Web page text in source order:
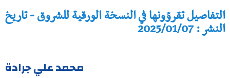
التفاصيل تقرؤونها في النسخة الورقية للشروق - تاريخ
النشر : 2025/01/07
محمد علي جرادة